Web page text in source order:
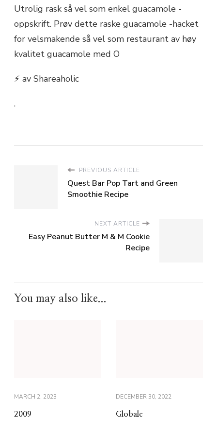
Utrolig rask så vel som enkel guacamole -
oppskrift. Prøv dette raske guacamole -hacket
for velsmakende så vel som restaurant av høy
kvalitet guacamole med O
⚡ av Shareaholic
.
PREVIOUS ARTICLE
Quest Bar Pop Tart and Green
Smoothie Recipe
NEXT ARTICLE
Easy Peanut Butter M & M Cookie
Recipe
You may also like...
MARCH 2, 2023
2009
DECEMBER 30, 2022
Globale